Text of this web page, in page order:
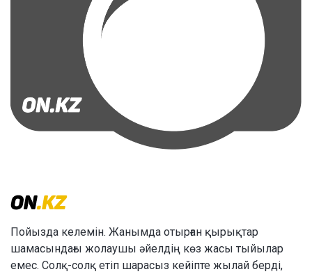
Пойызда келемін. Жанымда отырған қырықтар
шамасындағы жолаушы әйелдің көз жасы тыйылар
емес. Солқ-солқ етіп шарасыз кейіпте жылай берді,